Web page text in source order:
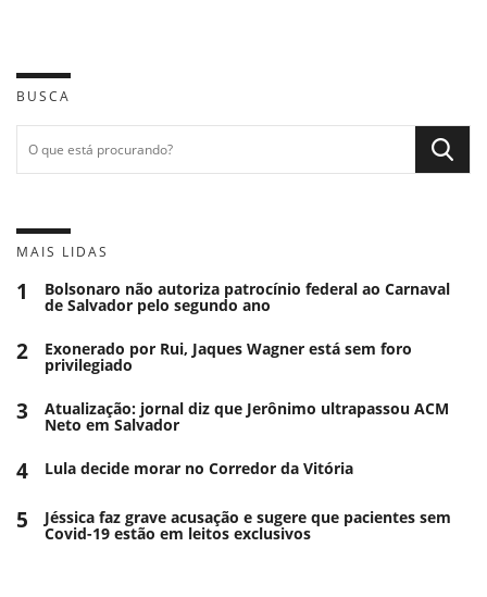
BUSCA
MAIS LIDAS
1 Bolsonaro não autoriza patrocínio federal ao Carnaval
de Salvador pelo segundo ano
2 Exonerado por Rui, Jaques Wagner está sem foro
privilegiado
3 Atualização: jornal diz que Jerônimo ultrapassou ACM
Neto em Salvador
4 Lula decide morar no Corredor da Vitória
5 Jéssica faz grave acusação e sugere que pacientes sem
Covid-19 estão em leitos exclusivos